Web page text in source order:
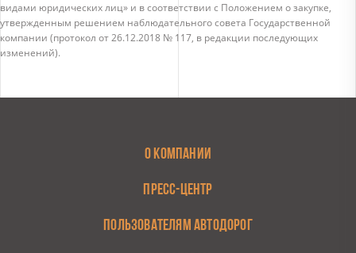
видами юридических лиц» и в соответствии с Положением о закупке,
утвержденным решением наблюдательного совета Государственной
компании (протокол от 26.12.2018 № 117, в редакции последующих
изменений).
О КОМПАНИИ
ПРЕСС-ЦЕНТР
ПОЛЬЗОВАТЕЛЯМ АВТОДОРОГ